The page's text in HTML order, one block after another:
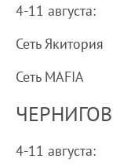
4-11 августа:
Сеть Якитория
Сеть MAFIA
ЧЕРНИГОВ
4-11 августа: